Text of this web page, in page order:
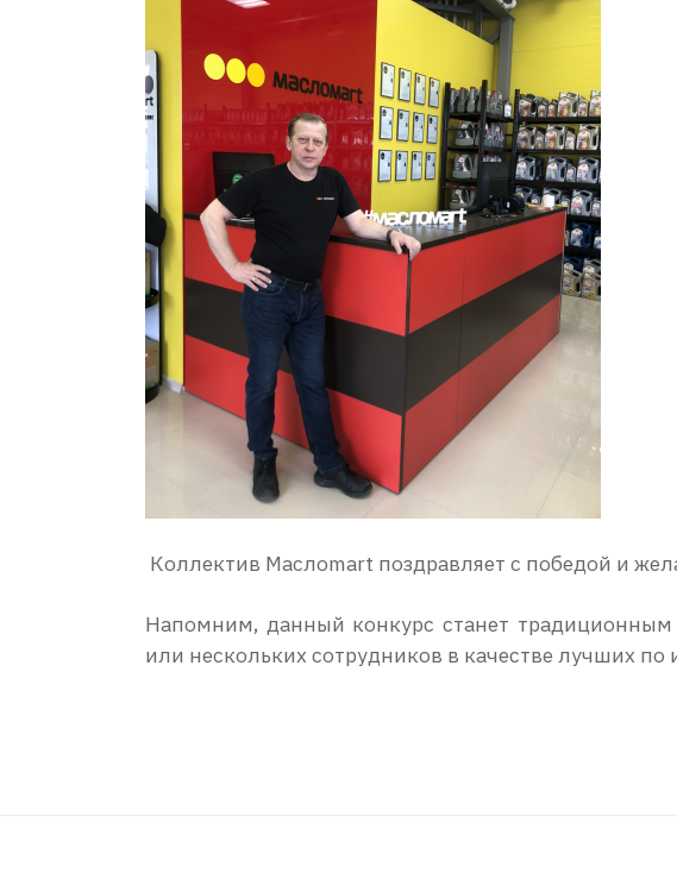
Коллектив Маслоmart поздравляет с победой и
Напомним, данный конкурс станет традиционным
или нескольких сотрудников в качестве лучших по